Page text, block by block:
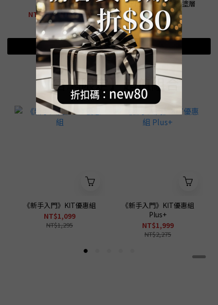
《甦醒》奈米噴霧
NT$650 ~ NT$1,199
《守門員》陶瓷輪胎塗層
NT$680
查看更多
【官網限定】超值組合
《新手入門》KIT優惠組
NT$1,099
NT$1,295
《新手入門》KIT優惠組
Plus+
NT$1,999
NT$2,275